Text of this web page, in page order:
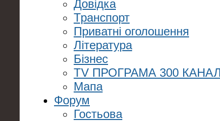
Довідка
Транспорт
Приватні оголошення
Література
Бізнес
TV ПРОГРАМА 300
Мапа
Форум
Гостьова